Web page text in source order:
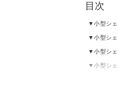
目次
小型シ
小型シ
小型シ
小型シ